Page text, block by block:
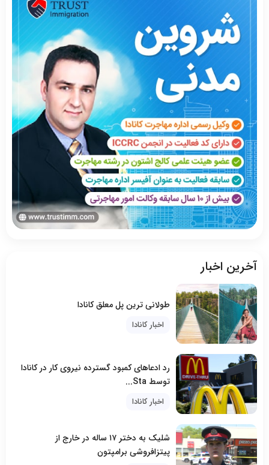
آخرین اخبار
طولانی ترین پل معلق کانادا
اخبار کانادا
رد ادعاهای کمبود گسترده نیروی کار در کانادا
توسط Sta...
اخبار کانادا
شلیک به دختر ۱۷ ساله در خارج از
پیتزافروشی برامپتون